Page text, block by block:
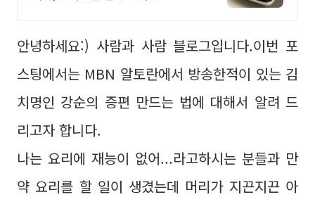
안녕하세요:) 사람과 사람 블로그입니다.이번 포
스팅에서는 MBN 알토란에서 방송한적이 있는 김
치명인 강순의 증편 만드는 법에 대해서 알려 드
리고자 합니다.
나는 요리에 재능이 없어...라고하시는 분들과 만
약 요리를 할 일이 생겼는데 머리가 지끈지끈 아